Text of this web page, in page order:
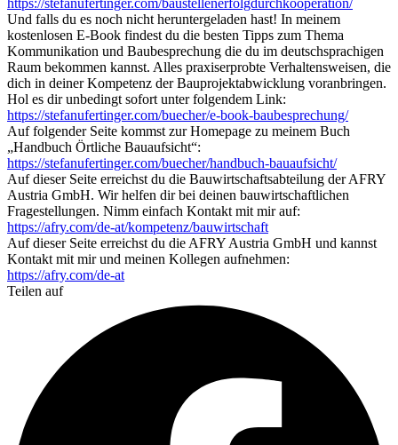
https://stefanufertinger.com/baustellenerfolgdurchkooperation/
Und falls du es noch nicht heruntergeladen hast! In meinem
kostenlosen E-Book findest du die besten Tipps zum Thema
Kommunikation und Baubesprechung die du im deutschsprachigen
Raum bekommen kannst. Alles praxiserprobte Verhaltensweisen, die
dich in deiner Kompetenz der Bauprojektabwicklung voranbringen.
Hol es dir unbedingt sofort unter folgendem Link:
https://stefanufertinger.com/buecher/e-book-baubesprechung/
Auf folgender Seite kommst zur Homepage zu meinem Buch
„Handbuch Örtliche Bauaufsicht“:
https://stefanufertinger.com/buecher/handbuch-bauaufsicht/
Auf dieser Seite erreichst du die Bauwirtschaftsabteilung der AFRY
Austria GmbH. Wir helfen dir bei deinen bauwirtschaftlichen
Fragestellungen. Nimm einfach Kontakt mit mir auf:
https://afry.com/de-at/kompetenz/bauwirtschaft
Auf dieser Seite erreichst du die AFRY Austria GmbH und kannst
Kontakt mit mir und meinen Kollegen aufnehmen:
https://afry.com/de-at
Teilen auf